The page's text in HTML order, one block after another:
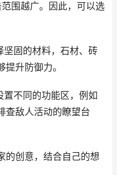
围越广。因此，可以选
固的材料，石材、砖
升防御力。
不同的功能区，例如
查敌人活动的瞭望台
的创意，结合自己的想